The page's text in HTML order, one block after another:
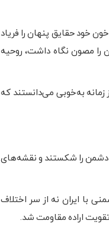
خود حقایق پنهان را فریاد
را مصون نگاه داشت، روحیه
به‌خوبی می‌دانستند که
دشمن را شکستند و نقشه‌های
داد که دشمنی با ایران نه از سر اختلاف
اراده مقاومت شد.